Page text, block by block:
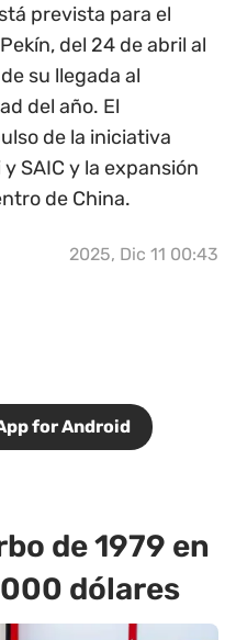
prevista para el
del 24 de abril al
su llegada al
del año. El
de la iniciativa
SAIC y la expansión
de China.
2025, Dic 11 00:43
for Android
de 1979 en
dólares